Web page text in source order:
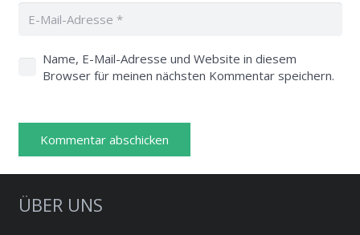
Name, E-Mail-Adresse und Website in diesem
Browser für meinen nächsten Kommentar speichern.
Kommentar abschicken
ÜBER UNS